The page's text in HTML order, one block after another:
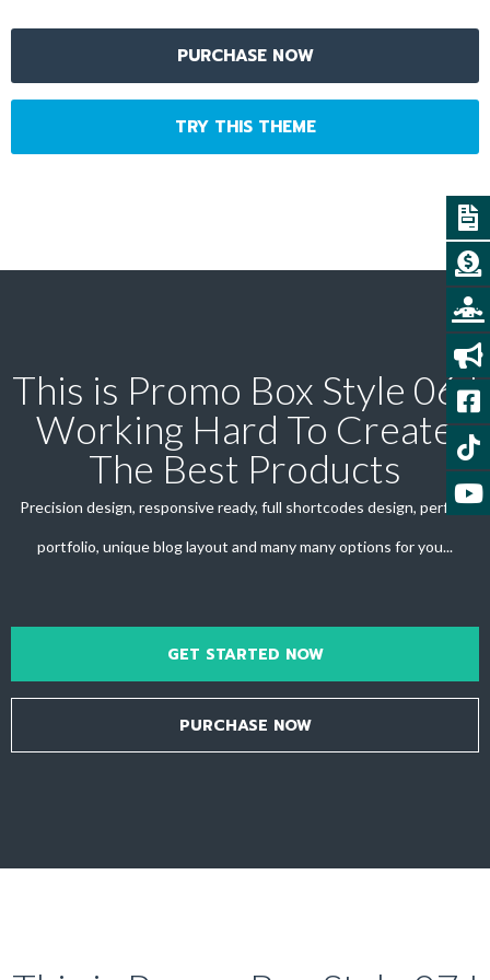
PURCHASE NOW
TRY THIS THEME
This is Promo Box Style 06 !
Working Hard To Create
The Best Products
Precision design, responsive ready, full shortcodes design, perfect
portfolio, unique blog layout and many many options for you...
GET STARTED NOW
PURCHASE NOW